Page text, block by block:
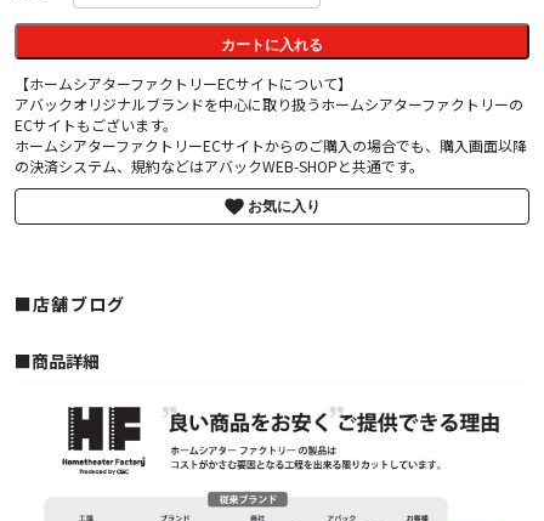
カートに入れる
【ホームシアターファクトリーECサイトについて】
アバックオリジナルブランドを中心に取り扱うホームシアターファクトリーの
ECサイトもございます。
ホームシアターファクトリーECサイトからのご購入の場合でも、購入画面以降
の決済システム、規約などはアバックWEB-SHOPと共通です。
お気に入り
■店舗ブログ
■︎商品詳細